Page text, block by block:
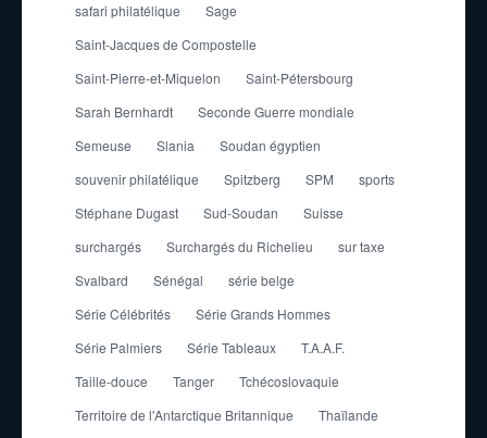
safari philatélique
Sage
Saint-Jacques de Compostelle
Saint-Pierre-et-Miquelon
Saint-Pétersbourg
Sarah Bernhardt
Seconde Guerre mondiale
Semeuse
Slania
Soudan égyptien
souvenir philatélique
Spitzberg SPM
sports
Stéphane Dugast
Sud-Soudan
Suisse
surchargés
Surchargés du Richelieu
sur taxe
Svalbard
Sénégal
série belge
Série Célébrités
Série Grands Hommes
Série Palmiers
Série Tableaux
T.A.A.F.
Taille-douce
Tanger
Tchécoslovaquie
Territoire de l'Antarctique Britannique
Thaïlande